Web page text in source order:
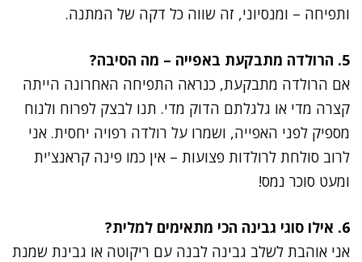
ותפיחה – ומנסיוני, זה שווה כל דקה של המתנה.
5. הרולדה מתבקעת באפייה – מה הסיבה?
אם הרולדה מתבקעת, כנראה התפיחה האחרונה הייתה
קצרה מדי או גלגלתם הדוק מדי. תנו לבצק לפרוח ולנוח
מספיק לפני האפייה, ושמרו על רולדה רפויה יחסית. אני
לרוב סולחת לרולדות פצועות – אין כמו פינה קראנצ'ית
ומעט סוכר נמס!
6. אילו סוגי גבינה הכי מתאימים למלית?
אני אוהבת לשלב גבינה לבנה עם ריקוטה או גבינת שמנת